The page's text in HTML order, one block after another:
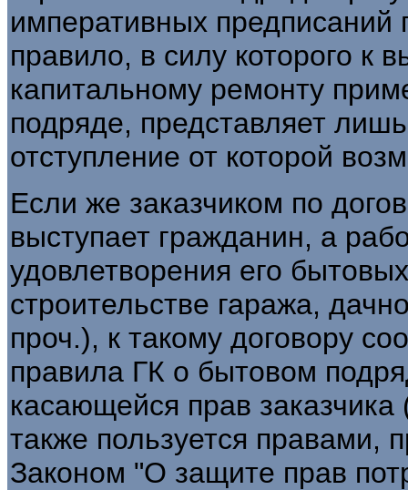
императивных предписаний
правило, в силу которого к
капитальному ремонту
подряде, представляет
отступление от которой
Если же заказчиком по
выступает гражданин, а
удовлетворения его
строительстве гаража,
проч.), к такому договору
правила ГК о бытовом
касающейся прав
также пользуется правами,
Законом "О защите прав